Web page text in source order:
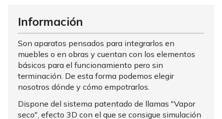
Información
Son aparatos pensados para integrarlos en
muebles o en obras y cuentan con los elementos
básicos para el funcionamiento pero sin
terminación. De esta forma podemos elegir
nosotros dónde y cómo empotrarlos.
Dispone del sistema patentado de llamas "Vapor
seco", efecto 3D con el que se consigue simulación